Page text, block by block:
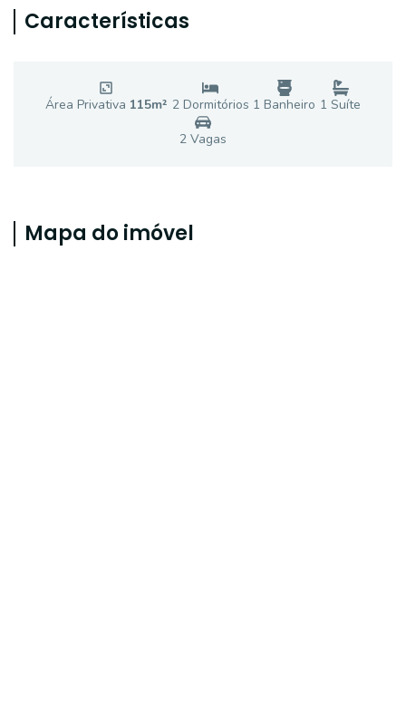
Características
Área Privativa 115m² 2Dormitórios 1 Banheiro 1 Suíte
2 Vagas
Mapa do imóvel